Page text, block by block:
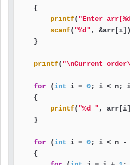
    {
printf("Enter
scanf("%d",
    }
printf("\nCurrent
for (int i = 0; i < n;
    {
printf("%d ",
    }
for (int i = 0; i < n -
    {